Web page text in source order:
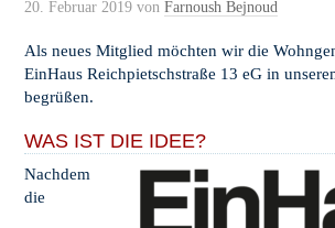
20. Februar 2019 vonFarnoush Bejnoud
Als neues Mitglied möchten wir die
EinHaus Reichpietschstraße 13 eG in
begrüßen.
WAS IST DIE IDEE?
Nachdem
die